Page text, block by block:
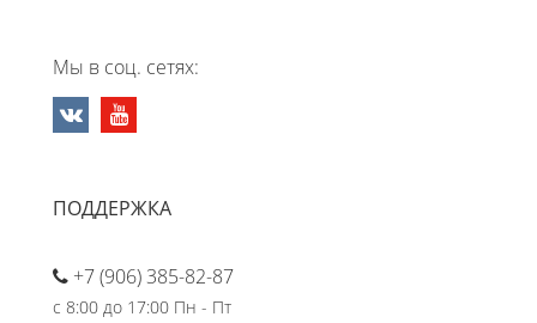
Мы в соц. сетях:
ПОДДЕРЖКА
+7 (906) 385-82-87
с 8:00 до 17:00 Пн - Пт